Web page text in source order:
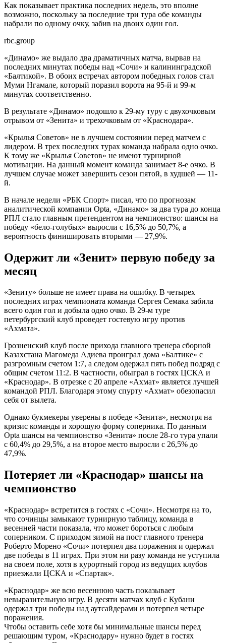
Как показывает практика последних недель, это вполне
возможно, поскольку за последние три тура обе команды
набрали по одному очку, забив на двоих один гол.
rbc.group
«Динамо» же выдало два драматичных матча, вырвав на
последних минутах победы над «Сочи» и калининградской
«Балтикой». В обоих встречах автором победных голов стал
Муми Нгамале, который поразил ворота на 95-й и 99-м
минутах соответственно.
В результате «Динамо» подошло к 29-му туру с двухочковым
отрывом от «Зенита» и трехочковым от «Краснодара».
«Крылья Советов» не в лучшем состоянии перед матчем с
лидером. В трех последних турах команда набрала одно очко.
К тому же «Крылья Советов» не имеют турнирной
мотивации. На данный момент команда занимает 8-е очко. В
лучшем случае может завершить сезон пятой, в худшей — 11-
й.
В начале недели «РБК Спорт» писал, что по прогнозам
аналитической компании Opta, «Динамо» за два тура до конца
РПЛ стало главным претендентом на чемпионство: шансы на
победу «бело-голубых» выросли с 16,5% до 50,7%, а
вероятность финишировать вторыми — 27,9%.
Одержит ли «Зенит» первую победу за
месяц
«Зениту» больше не имеет права на ошибку. В четырех
последних играх чемпионата команда Сергея Семака забила
всего один гол и добыла одно очко. В 29-м туре
петербургский клуб проведет гостевую игру против
«Ахмата».
Грозненский клуб после прихода главного тренера сборной
Казахстана Магомеда Адиева проиграл дома «Балтике» с
разгромным счетом 1:7, а следом одержал пять побед подряд с
общим счетом 11:2. В частности, обыграл в гостях ЦСКА и
«Краснодар». В отрезке с 20 апреле «Ахмат» является лучшей
командой РПЛ. Благодаря этому спурту «Ахмат» обезопасил
себя от вылета.
Однако букмекеры уверены в победе «Зенита», несмотря на
кризис команды и хорошую форму соперника. По данным
Opta шансы на чемпионство «Зенита» после 28-го тура упали
с 60,4% до 29,5%, а на второе место выросли с 26,5% до
47,9%.
Потеряет ли «Краснодар» шансы на
чемпионство
«Краснодар» встретится в гостях с «Сочи». Несмотря на то,
что сочинцы замыкают турнирную таблицу, команда в
весенней части показала, что может бороться с любым
соперником. С приходом зимой на пост главного тренера
Роберто Морено «Сочи» потерпел два поражения и одержал
две победы в 11 играх. При этом ни разу команда не уступила
на своем поле, хотя в курортный город из ведущих клубов
приезжали ЦСКА и «Спартак».
«Краснодар» же всю весеннюю часть показывает
невыразительную игру. В десяти матчах клуб с Кубани
одержал три победы над аутсайдерами и потерпел четыре
поражения.
Чтобы оставить себе хотя бы минимальные шансы перед
решающим туром, «Краснодару» нужно будет в гостях